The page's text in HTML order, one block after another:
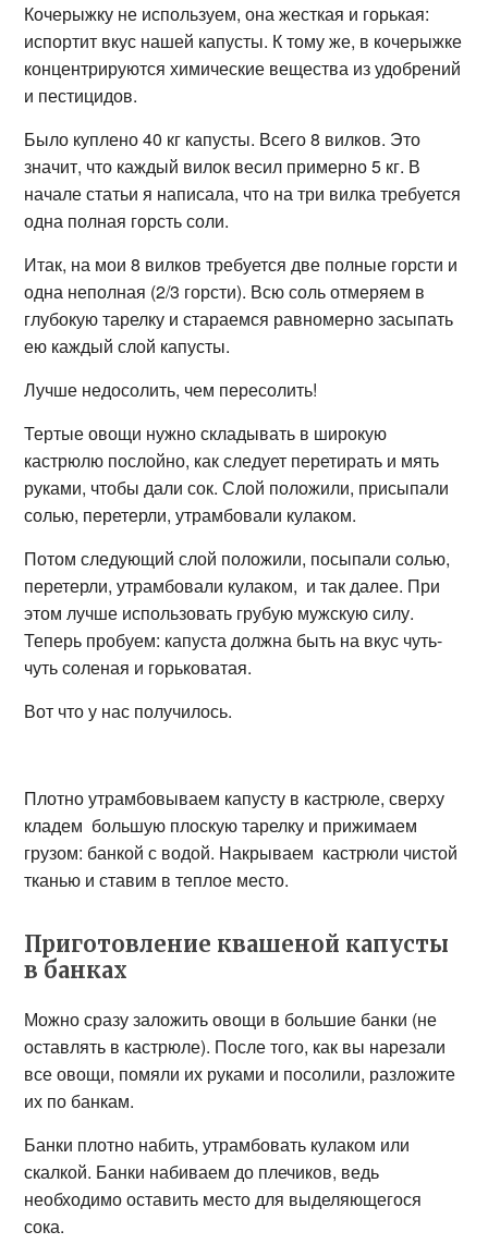
Кочерыжку не используем, она жесткая и горькая:
испортит вкус нашей капусты. К тому же, в кочерыжке
концентрируются химические вещества из удобрений
и пестицидов.
Было куплено 40 кг капусты. Всего 8 вилков. Это
значит, что каждый вилок весил примерно 5 кг. В
начале статьи я написала, что на три вилка требуется
одна полная горсть соли.
Итак, на мои 8 вилков требуется две полные горсти и
одна неполная (2/3 горсти). Всю соль отмеряем в
глубокую тарелку и стараемся равномерно засыпать
ею каждый слой капусты.
Лучше недосолить, чем пересолить!
Тертые овощи нужно складывать в широкую
кастрюлю послойно, как следует перетирать и мять
руками, чтобы дали сок. Слой положили, присыпали
солью, перетерли, утрамбовали кулаком.
Потом следующий слой положили, посыпали солью,
перетерли, утрамбовали кулаком, и так далее. При
этом лучше использовать грубую мужскую силу.
Теперь пробуем: капуста должна быть на вкус чуть-
чуть соленая и горьковатая.
Вот что у нас получилось.
Плотно утрамбовываем капусту в кастрюле, сверху
кладем большую плоскую тарелку и прижимаем
грузом: банкой с водой. Накрываем кастрюли чистой
тканью и ставим в теплое место.
Приготовление квашеной капусты
в банках
Можно сразу заложить овощи в большие банки (не
оставлять в кастрюле). После того, как вы нарезали
все овощи, помяли их руками и посолили, разложите
их по банкам.
Банки плотно набить, утрамбовать кулаком или
скалкой. Банки набиваем до плечиков, ведь
необходимо оставить место для выделяющегося
сока.